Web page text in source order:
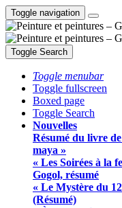
Toggle navigation
Toggle Search
Toggle menubar
Toggle fullscreen
Boxed page
Toggle Search
Nouvelles
Résumé du livre
maya »
« Les Soirées à la
Gogol, résumé
« Le Mystère du
(Résumé)